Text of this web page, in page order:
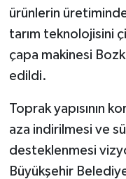
ürünlerin
tarım teknolojisini
çapa makinesi
edildi.
Toprak yapısının
aza indirilmesi ve
desteklenmesi
Büyükşehir